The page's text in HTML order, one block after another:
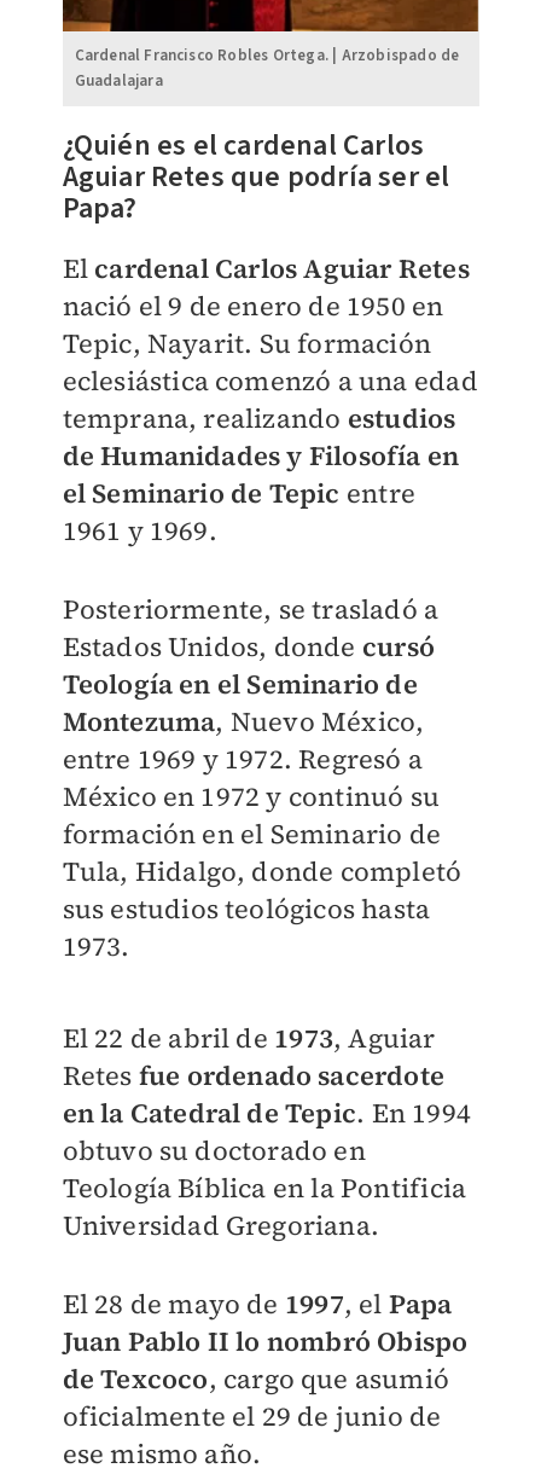
Cardenal Francisco Robles Ortega. | Arzobispado de
Guadalajara
¿Quién es el cardenal Carlos
Aguiar Retes que podría ser el
Papa?
El cardenal Carlos Aguiar Retes
nació el 9 de enero de 1950 en
Tepic, Nayarit. Su formación
eclesiástica comenzó a una edad
temprana, realizando estudios
de Humanidades y Filosofía en
el Seminario de Tepic entre
1961 y 1969.
Posteriormente, se trasladó a
Estados Unidos, donde cursó
Teología en el Seminario de
Montezuma, Nuevo México,
entre 1969 y 1972. Regresó a
México en 1972 y continuó su
formación en el Seminario de
Tula, Hidalgo, donde completó
sus estudios teológicos hasta
1973.
El 22 de abril de 1973, Aguiar
Retes fue ordenado sacerdote
en la Catedral de Tepic. En 1994
obtuvo su doctorado en
Teología Bíblica en la Pontificia
Universidad Gregoriana.
El 28 de mayo de 1997, el Papa
Juan Pablo II lo nombró Obispo
de Texcoco, cargo que asumió
oficialmente el 29 de junio de
ese mismo año.